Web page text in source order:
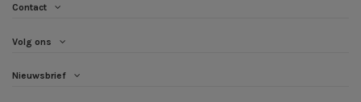
Contact
Volg ons
Nieuwsbrief